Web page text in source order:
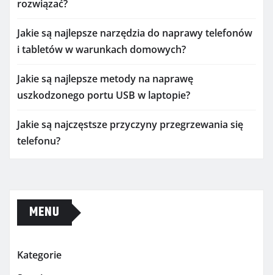
rozwiązać?
Jakie są najlepsze narzędzia do naprawy telefonów
i tabletów w warunkach domowych?
Jakie są najlepsze metody na naprawę
uszkodzonego portu USB w laptopie?
Jakie są najczęstsze przyczyny przegrzewania się
telefonu?
MENU
Kategorie